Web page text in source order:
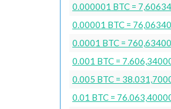
0.000001 BTC =
0.00001 BTC =
0.0001 BTC =
0.001 BTC =
0.005 BTC =
0.01 BTC =